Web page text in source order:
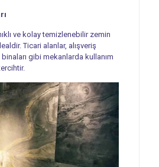
ve kolay temizlenebilir zemin
Ticari alanlar, alışveriş
gibi mekanlarda kullanım